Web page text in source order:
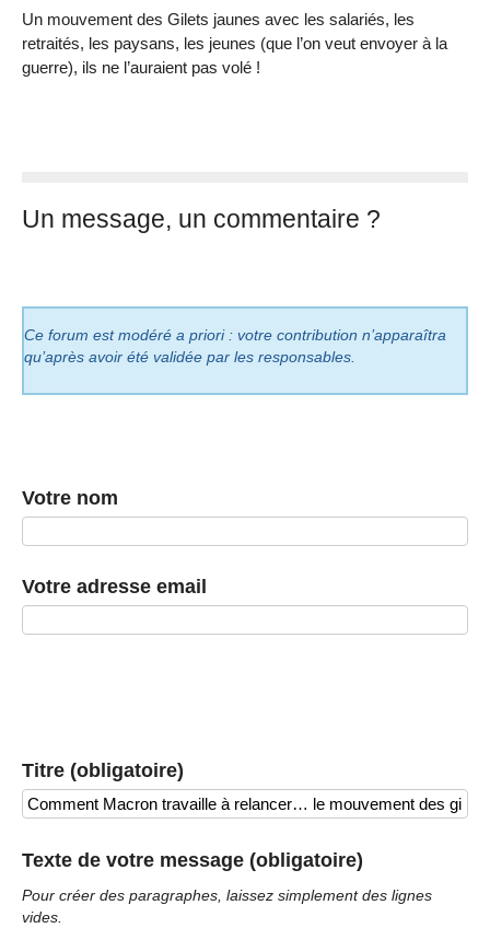
Un mouvement des Gilets jaunes avec les salariés, les
retraités, les paysans, les jeunes (que l’on veut envoyer à la
guerre), ils ne l’auraient pas volé !
Un message, un commentaire ?
Ce forum est modéré a priori : votre contribution n’apparaîtra
qu’après avoir été validée par les responsables.
Votre nom
Votre adresse email
Titre (obligatoire)
Texte de votre message (obligatoire)
Pour créer des paragraphes, laissez simplement des lignes
vides.